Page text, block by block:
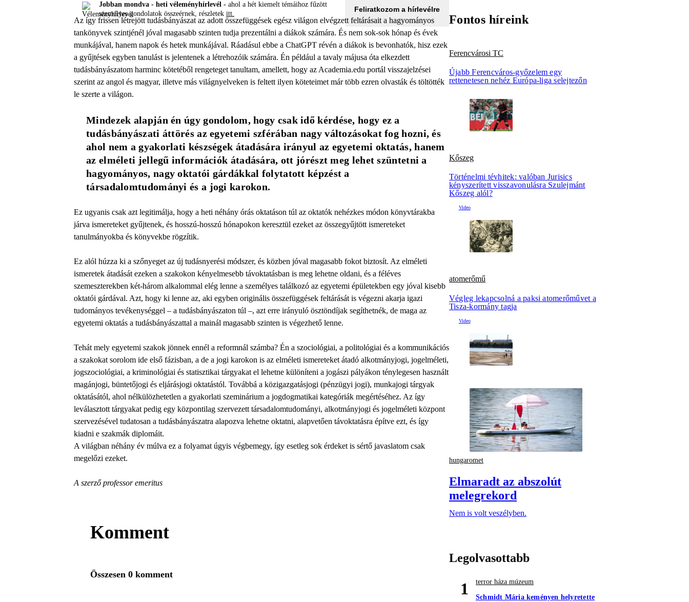
Jobban mondva - heti véleményhírlevél - ahol a hét kiemelt témáihoz fűzött
személyes gondolatok összeérnek, részletek itt.
Feliratkozom a hírlevélre
Az így frissen létrejött tudásbányászat az adott összefüggések egész világon elvégzett feltárásait a hagyományos
tankönyvek szintjénél jóval magasabb szinten tudja prezentálni a diákok számára. És nem sok-sok hónap és évek
munkájával, hanem napok és hetek munkájával. Ráadásul ebbe a ChatGPT révén a diákok is bevonhatók, hisz ezek
a gyűjtések egyben tanulást is jelentenek a létrehozóik számára. Én például a tavaly májusa óta elkezdett
tudásbányászatom harminc kötetéből rengeteget tanultam, amellett, hogy az Academia.edu portál visszajelzései
szerint az angol és magyar, illetve más világnyelveken is feltett ilyen köteteimet már több ezren olvasták és töltötték
le szerte a világon.
Mindezek alapján én úgy gondolom, hogy csak idő kérdése, hogy ez a
tudásbányászati áttörés az egyetemi szférában nagy változásokat fog hozni, és
ahol nem a gyakorlati készségek átadására irányul az egyetemi oktatás, hanem
az elméleti jellegű információk átadására, ott jórészt meg lehet szüntetni a
hagyományos, nagy oktatói gárdákkal folytatott képzést a
társadalomtudományi és a jogi karokon.
Ez ugyanis csak azt legitimálja, hogy a heti néhány órás oktatáson túl az oktatók nehézkes módon könyvtárakba
járva ismereteket gyűjtenek, és hosszú-hosszú hónapokon keresztül ezeket az összegyűjtött ismereteket
tanulmányokba és könyvekbe rögzítik.
Ez alól húzza ki a szőnyeget az új tudásnyerési módszer, és közben jóval magasabb fokot biztosít. Az elméleti
ismeretek átadását ezeken a szakokon kényelmesebb távoktatásban is meg lehetne oldani, és a féléves
szemeszterekben két-három alkalommal elég lenne a személyes találkozó az egyetemi épületekben egy jóval kisebb
oktatói gárdával. Azt, hogy ki lenne az, aki egyben originális összefüggések feltárását is végezni akarja igazi
tudományos tevékenységgel – a tudásbányászaton túl –, azt erre irányuló ösztöndíjak segíthetnék, de maga az
egyetemi oktatás a tudásbányászattal a mainál magasabb szinten is végezhető lenne.
Tehát mely egyetemi szakok jönnek ennél a reformnál számba? Én a szociológiai, a politológiai és a kommunikációs
a szakokat sorolom ide első fázisban, a de a jogi karokon is az elméleti ismereteket átadó alkotmányjogi, jogelméleti,
jogszociológiai, a kriminológiai és statisztikai tárgyakat el lehetne különíteni a jogászi pályákon ténylegesen használt
magánjogi, büntetőjogi és eljárásjogi oktatástól. Továbbá a közigazgatásjogi (pénzügyi jogi), munkajogi tárgyak
oktatásától, ahol nélkülözhetetlen a gyakorlati szeminárium a jogdogmatikai kategóriák megértéséhez. Az így
leválasztott tárgyakat pedig egy központilag szervezett társadalomtudományi, alkotmányjogi és jogelméleti központ
szervezésével tudatosan a tudásbányászatra alapozva lehetne oktatni, alapvetően távoktatásra építve ezt, és így
kiadni e szakmák diplomáit.
A világban néhány év múlva ez a folyamat úgyis végbemegy, így esetleg sok érdeket is sértő javaslatom csak
megelőzi ezeket.
A szerző professor emeritus
Komment
Összesen 0 komment
Fontos híreink
Ferencvárosi TC
Újabb Ferencváros-győzelem egy
rettenetesen nehéz Európa-liga selejtezőn
Kőszeg
Történelmi tévhitek: valóban Jurisics
kényszerített visszavonulásra Szulejmánt
Kőszeg alól?
atomerőmű
Végleg lekapcsolná a paksi atomerőművet a
Tisza-kormány tagja
hungaromet
Elmaradt az abszolút
melegrekord
Nem is volt veszélyben.
Legolvasottabb
1
terror háza múzeum
Schmidt Mária keményen helyretette